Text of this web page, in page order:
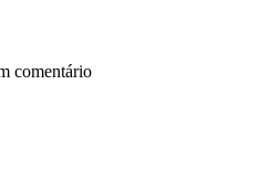
comentário